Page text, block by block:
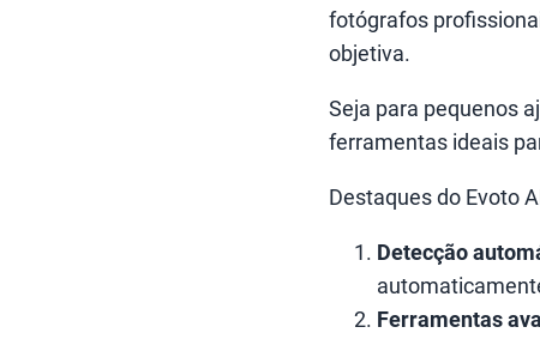
fotógrafos
objetiva.
Seja para pequenos
ferramentas ideais
Destaques do Evoto
Detecção
Ferramentas